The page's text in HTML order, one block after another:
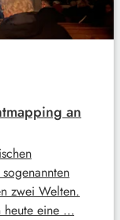
an
zwei Welten.
heute eine …